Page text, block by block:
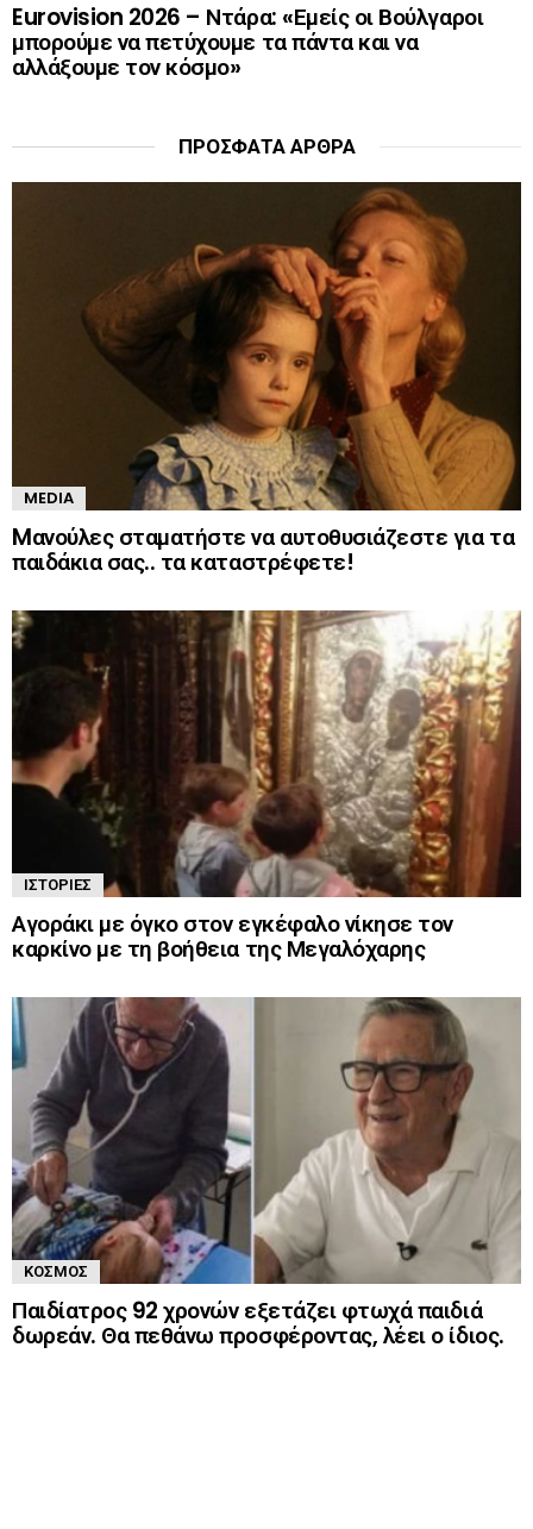
Eurovision 2026 – Ντάρα: «Εμείς οι Βούλγαροι
μπορούμε να πετύχουμε τα πάντα και να
αλλάξουμε τον κόσμο»
ΠΡΌΣΦΑΤΑ ΆΡΘΡΑ
MEDIA
Mανούλες σταματήστε να αυτοθυσιάζεστε για τα
παιδάκια σας.. τα καταστρέφετε!
ΙΣΤΟΡΊΕΣ
Αγοράκι με όγκο στον εγκέφαλο νίκησε τον
καρκίνο με τη βοήθεια της Μεγαλόχαρης
ΚΌΣΜΟΣ
Παιδίατρος 92 χρονών εξετάζει φτωχά παιδιά
δωρεάν. Θα πεθάνω προσφέροντας, λέει ο ίδιος.